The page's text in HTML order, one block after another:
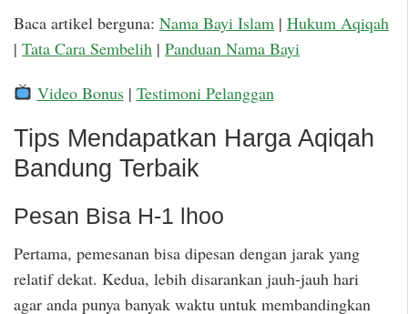
Baca artikel berguna: Nama Bayi Islam | Hukum Aqiqah
| Tata Cara Sembelih | Panduan Nama Bayi
Video Bonus| Testimoni Pelanggan
Tips Mendapatkan Harga Aqiqah
Bandung Terbaik
Pesan Bisa H-1 lhoo
Pertama, pemesanan bisa dipesan dengan jarak yang
relatif dekat. Kedua, lebih disarankan jauh-jauh hari
agar anda punya banyak waktu untuk membandingkan